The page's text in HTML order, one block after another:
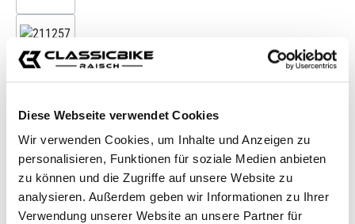
Diese Webseite verwendet Cookies
Wir verwenden Cookies, um Inhalte und Anzeigen zu
personalisieren, Funktionen für soziale Medien anbieten
zu können und die Zugriffe auf unsere Website zu
analysieren. Außerdem geben wir Informationen zu Ihrer
Verwendung unserer Website an unsere Partner für